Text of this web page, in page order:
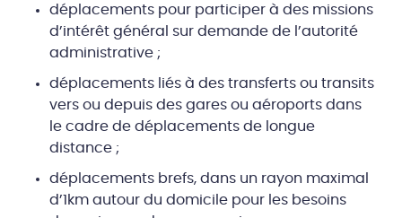
déplacements pour participer à des missions
d’intérêt général sur demande de l’autorité
administrative ;
déplacements liés à des transferts ou transits
vers ou depuis des gares ou aéroports dans
le cadre de déplacements de longue
distance ;
déplacements brefs, dans un rayon maximal
d’1km autour du domicile pour les besoins